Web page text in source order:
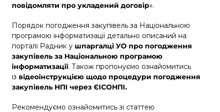
повідомляти про укладений договір».
Порядок погодження закупівель за Національною
програмою інформатизації детально описаний на
порталі Радник у шпаргалці УО про погодження
закупівель за Національною програмою
інформатизації. Також пропонуємо ознайомитись
із відеоінструкцією щодо процедури погодження
закупівель НПІ через ЄІСОНПІ.
Рекомендуємо ознайомитись зі статтею